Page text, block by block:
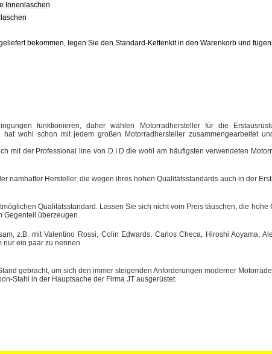
Innenlaschen
bekommen, legen Sie den Standard-Kettenkit in den Warenkorb und
funktionieren, daher wählen Motorradhersteller für die
wohl schon mit jedem großen Motorradhersteller zusammengearbeitet
mit der Professional line von D.I.D die wohl am häufigsten verwendeten
namhafter Hersteller, die wegen ihres hohen Qualitätsstandards auch in der
Qualitätsstandard. Lassen Sie sich nicht vom Preis täuschen, die
Gegenteil überzeugen.
z.B. mit Valentino Rossi, Colin Edwards, Carlos Checa, Hiroshi Aoyama,
nur ein paar zu nennen.
gebracht, um sich den immer steigenden Anforderungen moderner
Stahl in der Hauptsache der Firma JT ausgerüstet.